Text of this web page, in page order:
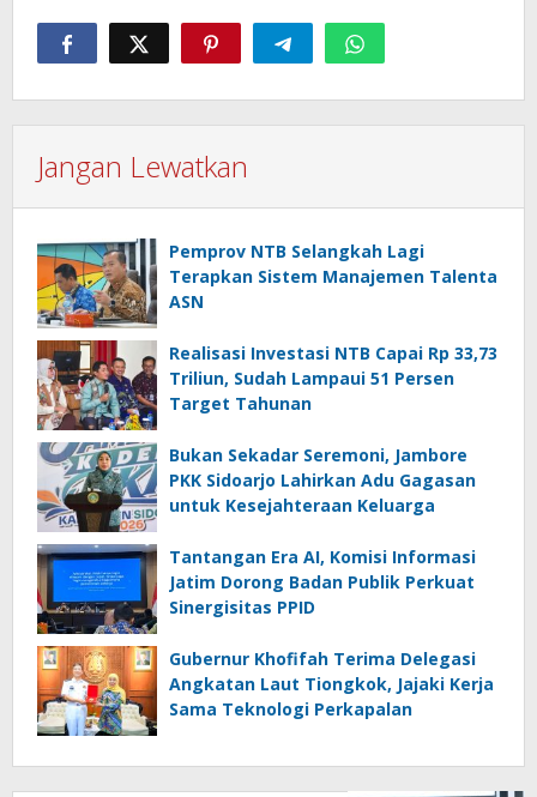
Jangan Lewatkan
Pemprov NTB Selangkah Lagi
Terapkan Sistem Manajemen Talenta
ASN
Realisasi Investasi NTB Capai Rp 33,73
Triliun, Sudah Lampaui 51 Persen
Target Tahunan
Bukan Sekadar Seremoni, Jambore
PKK Sidoarjo Lahirkan Adu Gagasan
untuk Kesejahteraan Keluarga
Tantangan Era AI, Komisi Informasi
Jatim Dorong Badan Publik Perkuat
Sinergisitas PPID
Gubernur Khofifah Terima Delegasi
Angkatan Laut Tiongkok, Jajaki Kerja
Sama Teknologi Perkapalan